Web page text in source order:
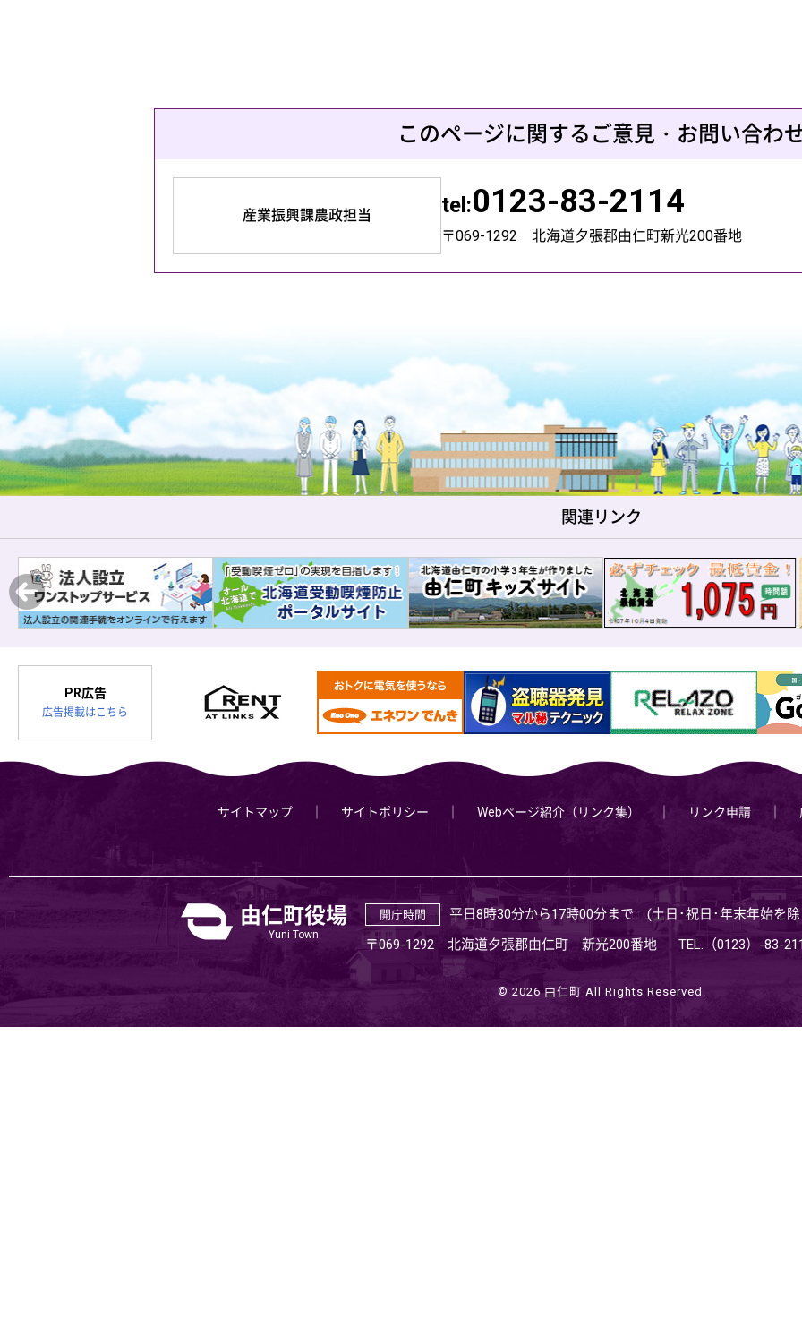
このページに関するご意見・お問い合わ
産業振興課農政担当 tel:0123-83-2114
〒069-1292 北海道夕張郡由仁町新光200番地
関連リンク
PR広告
広告掲載はこちら
サイトマップ サイトポリシー Webページ紹介（リンク集） リンク申請
由仁町役場
Yuni Town
開庁時間
平日8時30分から17時00分まで (土日･祝日･年末年始を
〒069-1292 北海道夕張郡由仁町 新光200番地
TEL.（0123）-83-
© 2026 由仁町 All Rights Reserved.